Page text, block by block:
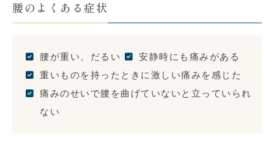
腰のよくある症状
腰が重い、だるい
安静時にも痛みがある
重いものを持ったときに激しい痛みを感じた
痛みのせいで腰を曲げていないと立っていられ
ない